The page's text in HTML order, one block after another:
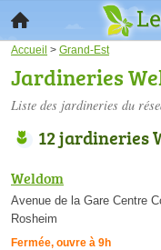
Accueil > Grand-Est
Jardineries
Liste des jardineries du
12 jardineries
Weldom
Avenue de la Gare Centre
Rosheim
Fermée, ouvre à 9h